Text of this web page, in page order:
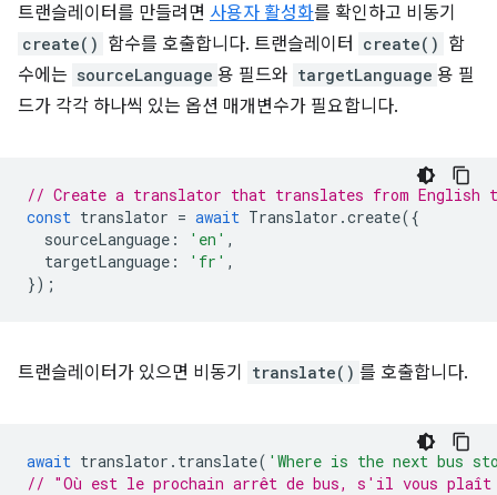
트랜슬레이터를 만들려면 사용자 활성화를 확인하고 비동기
create() 함수를 호출합니다. 트랜슬레이터 create() 함
수에는 sourceLanguage 용 필드와 targetLanguage 용 필
드가 각각 하나씩 있는 옵션 매개변수가 필요합니다.
// Create a translator that translates from English
const translator = await Translator .create({
sourceLanguage : 'en' ,
targetLanguage : 'fr' ,
});
트랜슬레이터가 있으면 비동기 translate() 를 호출합니다.
await translator . translate( 'Where is the next bus
// "Où est le prochain arrêt de bus, s'il vous